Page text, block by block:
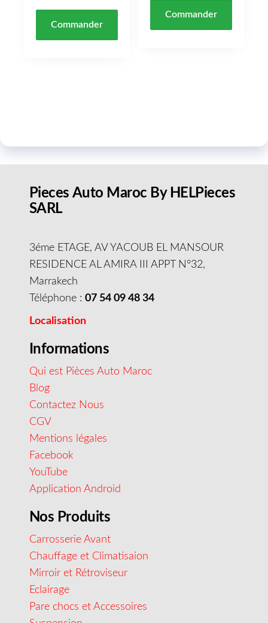
Commander
Commander
Pieces Auto Maroc By HELPieces
SARL
3éme ETAGE, AV YACOUB EL MANSOUR
RESIDENCE AL AMIRA III APPT N°32,
Marrakech
Téléphone : 07 54 09 48 34
Localisation
Informations
Qui est Pièces Auto Maroc
Blog
Contactez Nous
CGV
Mentions légales
Facebook
YouTube
Application Android
Nos Produits
Carrosserie Avant
Chauffage et Climatisaion
Mirroir et Rétroviseur
Eclairage
Pare chocs et Accessoires